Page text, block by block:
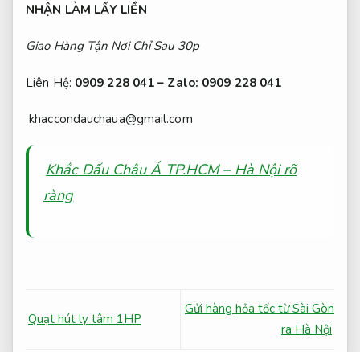
NHẬN LÀM LẤY LIỀN
Giao Hàng Tận Nơi Chỉ Sau 30p
Liên Hệ: 0909 228 041 – Zalo: 0909 228 041
khaccondauchaua@gmail.com
Khắc Dấu Châu Á TP.HCM – Hà Nội rõ
ràng
Quạt hút ly tâm 1HP
Gửi hàng hỏa tốc từ Sài Gòn
ra Hà Nội